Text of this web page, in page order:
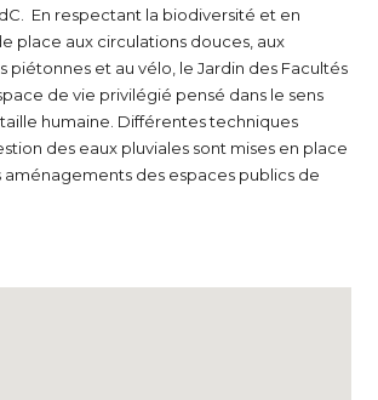
En respectant la biodiversité et en
place aux circulations douces, aux
piétonnes et au vélo, le Jardin des Facultés
de vie privilégié pensé dans le sens
taille humaine. Différentes techniques
des eaux pluviales sont mises en place
aménagements des espaces publics de